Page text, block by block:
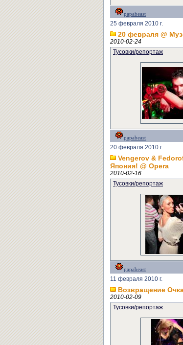
papabeast
25 февраля 2010 г.
20 февраля @
2010-02-24
Тусовки/репортаж
papabeast
20 февраля 2010 г.
Vengerov &
Япония! @ Opera
2010-02-16
Тусовки/репортаж
papabeast
11 февраля 2010 г.
Возвращение
2010-02-09
Тусовки/репортаж